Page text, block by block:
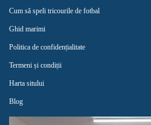
Cum să speli tricourile de fotbal
Ghid marimi
Politica de confidențialitate
Termeni și condiții
Harta sitului
Blog